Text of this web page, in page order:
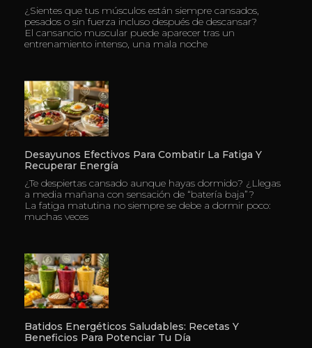
¿Sientes que tus músculos están siempre cansados,
pesados o sin fuerza incluso después de descansar?
El cansancio muscular puede aparecer tras un
entrenamiento intenso, una mala noche
Desayunos Efectivos Para Combatir La Fatiga Y
Recuperar Energía
¿Te despiertas cansado aunque hayas dormido? ¿Llegas
a media mañana con sensación de “batería baja”?
La fatiga matutina no siempre se debe a dormir poco:
muchas veces
Batidos Energéticos Saludables: Recetas Y
Beneficios Para Potenciar Tu Día